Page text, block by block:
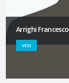
Arrighi Francesco
VEDI